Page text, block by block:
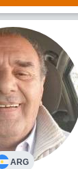
ARG